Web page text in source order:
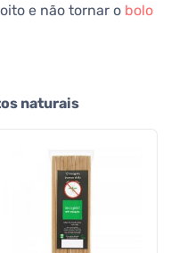
e não tornar o bolo
naturais